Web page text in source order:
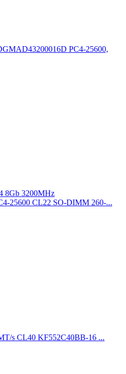
PC4-25600,
8Gb 3200MHz
25600 CL22 SO-DIMM 260-...
s CL40 KF552C40BB-16 ...